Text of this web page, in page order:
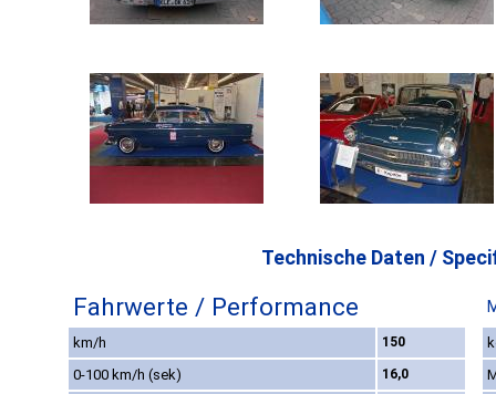
Technische Daten /
Fahrwerte / Performance
km/h 150
0-100 km/h (sek)
16,0